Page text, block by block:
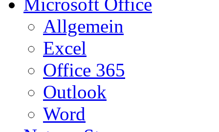
Microsoft Office
Allgemein
Excel
Office 365
Outlook
Word